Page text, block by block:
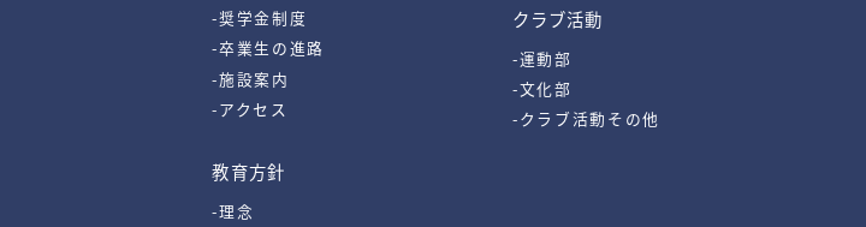
-奨学金制度
-卒業生の進路
-施設案内
-アクセス
教育方針
-理念
クラブ活動
-運動部
-文化部
-クラブ活動その他